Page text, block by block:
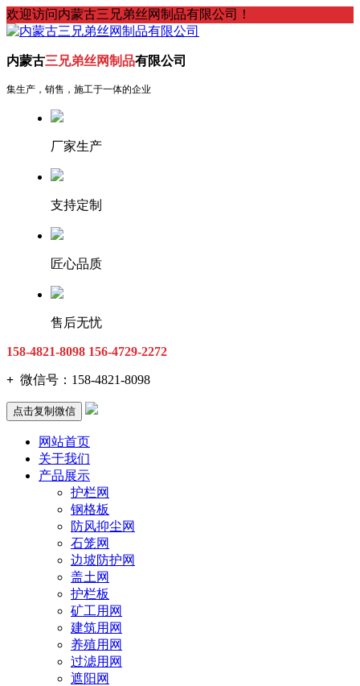
欢迎访问内蒙古三兄弟丝网制品有限公司！
内蒙古三兄弟丝网制品有限公司
集生产，销售，施工于一体的企业
厂家生产
支持定制
匠心品质
售后无忧
158-4821-8098 156-4729-2272
+ 微信号： 158-4821-8098
点击复制微信
网站首页
关于我们
产品展示
护栏网
钢格板
防风抑尘网
石笼网
边坡防护网
盖土网
护栏板
矿工用网
建筑用网
养殖用网
过滤用网
遮阳网